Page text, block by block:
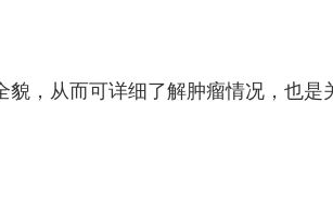
貌，从而可详细了解肿瘤情况，也是